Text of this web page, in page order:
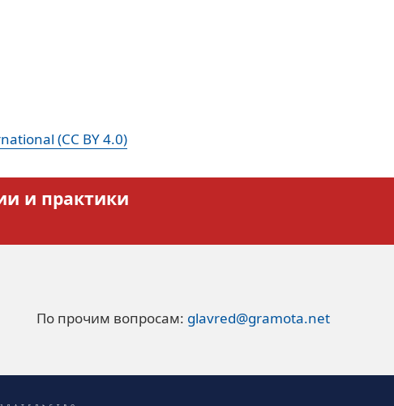
(CC BY 4.0)
и практики
По прочим вопросам: glavred@gramota.net